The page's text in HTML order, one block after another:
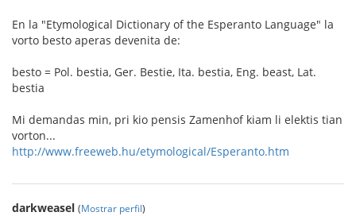
En la "Etymological Dictionary of the Esperanto Language" la
vorto besto aperas devenita de:
besto = Pol. bestia, Ger. Bestie, Ita. bestia, Eng. beast, Lat.
bestia
Mi demandas min, pri kio pensis Zamenhof kiam li elektis tian
vorton...
http://www.freeweb.hu/etymological/Esperanto.htm
darkweasel (Mostrar perfil)